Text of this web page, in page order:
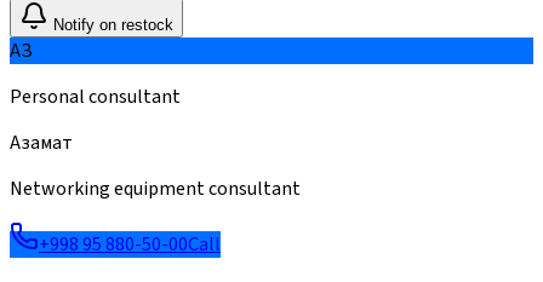
Notify on restock
АЗ
Personal consultant
Азамат
Networking equipment consultant
+998 95 880-50-00Call